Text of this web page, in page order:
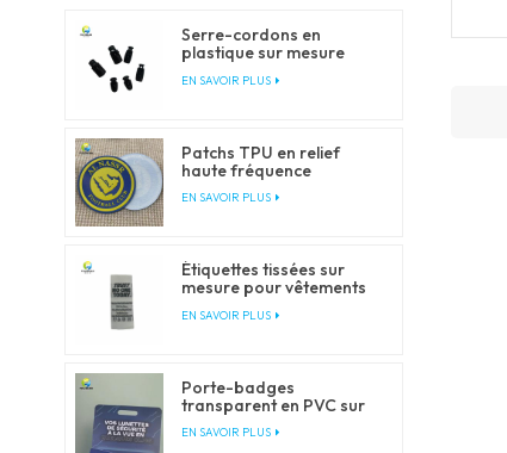
Serre-cordons en
plastique sur mesure
et cordons élastiques
EN SAVOIR PLUS
Patchs TPU en relief
haute fréquence
vêtements
EN SAVOIR PLUS
Étiquettes tissées sur
mesure pour vêtements
EN SAVOIR PLUS
Porte-badges
transparent en PVC sur
mesure avec tours de
cou
EN SAVOIR PLUS